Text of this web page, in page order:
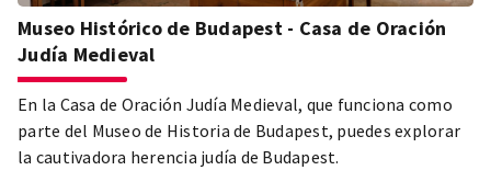
Museo Histórico de Budapest - Casa de Oración
Judía Medieval
En la Casa de Oración Judía Medieval, que funciona como
parte del Museo de Historia de Budapest, puedes explorar
la cautivadora herencia judía de Budapest.